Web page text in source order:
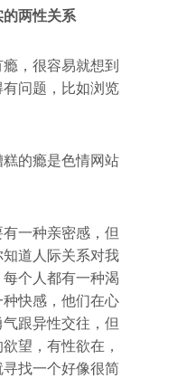
两性关系
，很容易就想到
问题，比如浏览
的瘾是色情网站
一种亲密感，但
道人际关系对我
个人都有一种渴
快感，他们在心
跟异性交往，但
望，有性欲在，
找一个好像很简